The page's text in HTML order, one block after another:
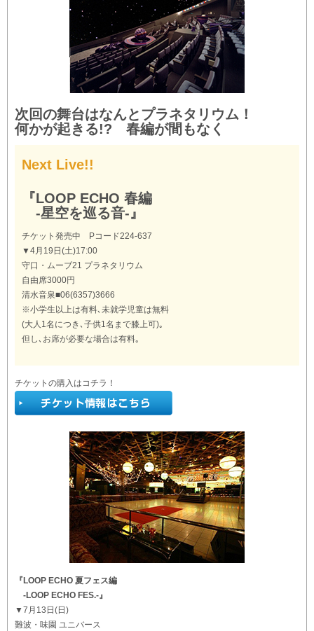
次回の舞台はなんとプラネタリウム！
何かが起きる!? 春編が間もなく
Next Live!!
『LOOP ECHO 春編
-星空を巡る音-』
チケット発売中 Pコード224-637
▼4月19日(土)17:00
守口・ムーブ21 プラネタリウム
自由席3000円
清水音泉■06(6357)3666
※小学生以上は有料､未就学児童は無料
(大人1名につき､子供1名まで膝上可)｡
但し､お席が必要な場合は有料｡
チケットの購入はコチラ！
『LOOP ECHO 夏フェス編
-LOOP ECHO FES.-』
▼7月13日(日)
難波・味園 ユニバース